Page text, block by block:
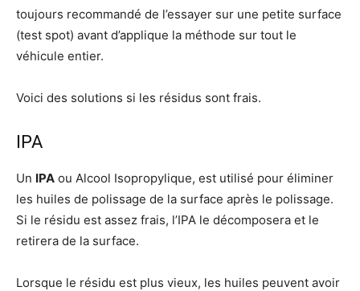
toujours recommandé de l’essayer sur une petite surface
(test spot) avant d’applique la méthode sur tout le
véhicule entier.
Voici des solutions si les résidus sont frais.
IPA
Un IPA ou Alcool Isopropylique, est utilisé pour éliminer
les huiles de polissage de la surface après le polissage.
Si le résidu est assez frais, l’IPA le décomposera et le
retirera de la surface.
Lorsque le résidu est plus vieux, les huiles peuvent avoir